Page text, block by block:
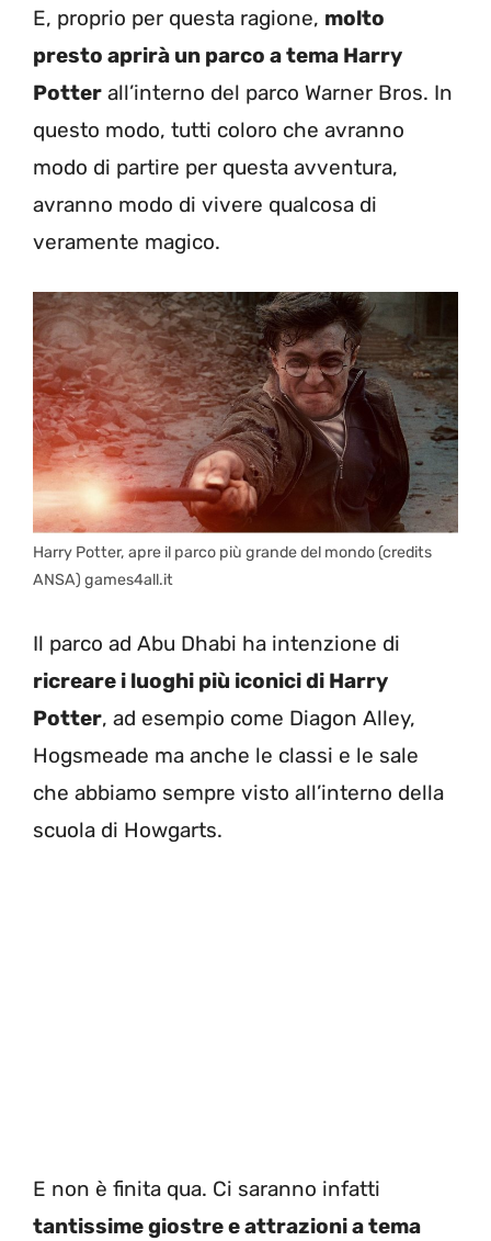
E, proprio per questa ragione, molto
presto aprirà un parco a tema Harry
Potter all’interno del parco Warner Bros. In
questo modo, tutti coloro che avranno
modo di partire per questa avventura,
avranno modo di vivere qualcosa di
veramente magico.
Harry Potter, apre il parco più grande del mondo (credits
ANSA) games4all.it
Il parco ad Abu Dhabi ha intenzione di
ricreare i luoghi più iconici di Harry
Potter, ad esempio come Diagon Alley,
Hogsmeade ma anche le classi e le sale
che abbiamo sempre visto all’interno della
scuola di Howgarts.
E non è finita qua. Ci saranno infatti
tantissime giostre e attrazioni a tema